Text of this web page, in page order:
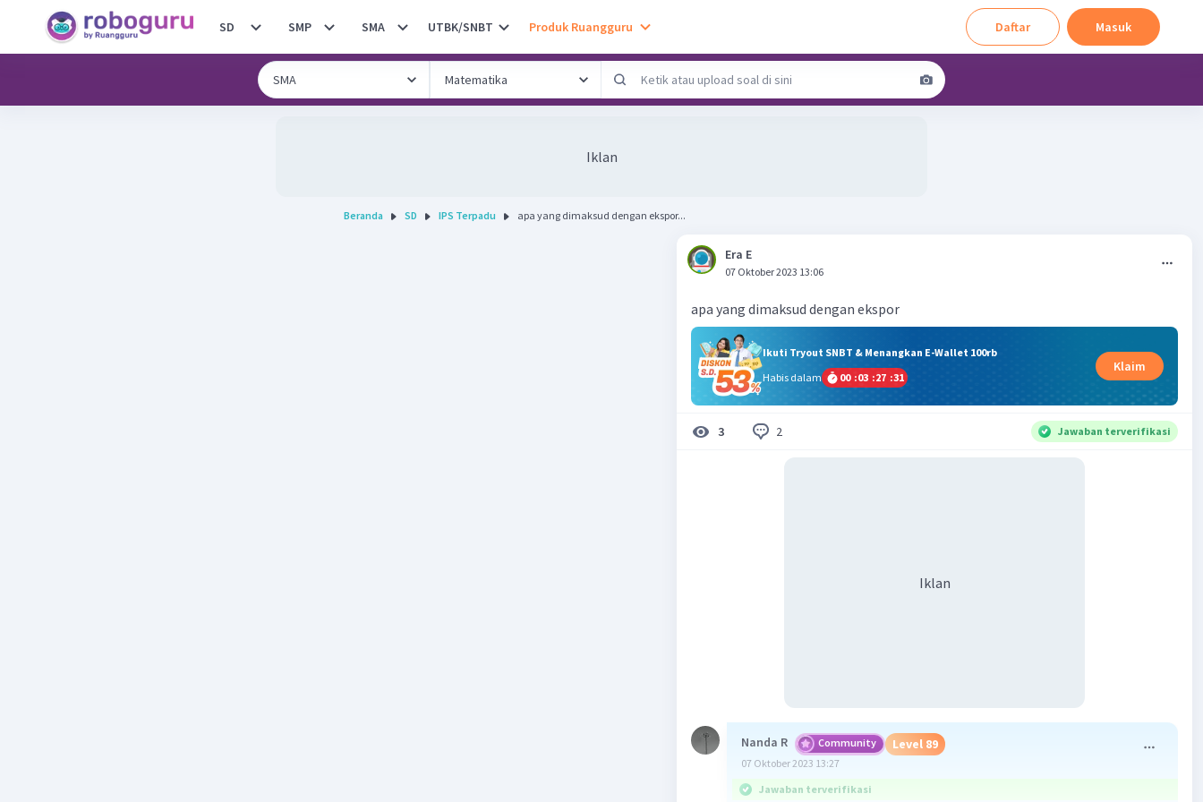
SD SMP SMA UTBK/SNBT Produk Ruangguru Daftar Masuk
Iklan
Beranda SD IPS Terpadu apa yang dimaksud dengan ekspor...
Era E
07 Oktober 2023 13:06
apa yang dimaksud dengan ekspor
Ikuti Tryout SNBT & Menangkan E-Wallet 100rb
Habis dalam
00 :03 :27 :31
Klaim
3 2 Jawaban terverifikasi
Iklan
Nanda R Community Level 89
07 Oktober 2023 13:27
Jawaban terverifikasi